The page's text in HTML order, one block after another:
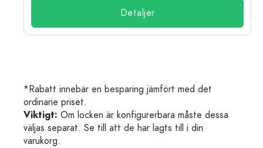
Detaljer
*Rabatt innebär en besparing jämfört med det
ordinarie priset.
Viktigt: Om locken är konfigurerbara måste dessa
väljas separat. Se till att de har lagts till i din
varukorg.